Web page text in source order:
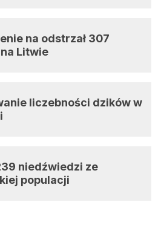
na odstrzał 307
Litwie
liczebności dzików w
niedźwiedzi ze
populacji